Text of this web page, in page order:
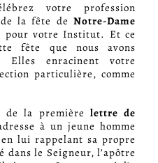
votre profession
la fête de Notre-Dame
pour votre Institut. Et ce
fête que nous avons
Elles enracinent votre
particulière, comme
de la première lettre de
à un jeune homme
lui rappelant sa propre
dans le Seigneur, l’apôtre